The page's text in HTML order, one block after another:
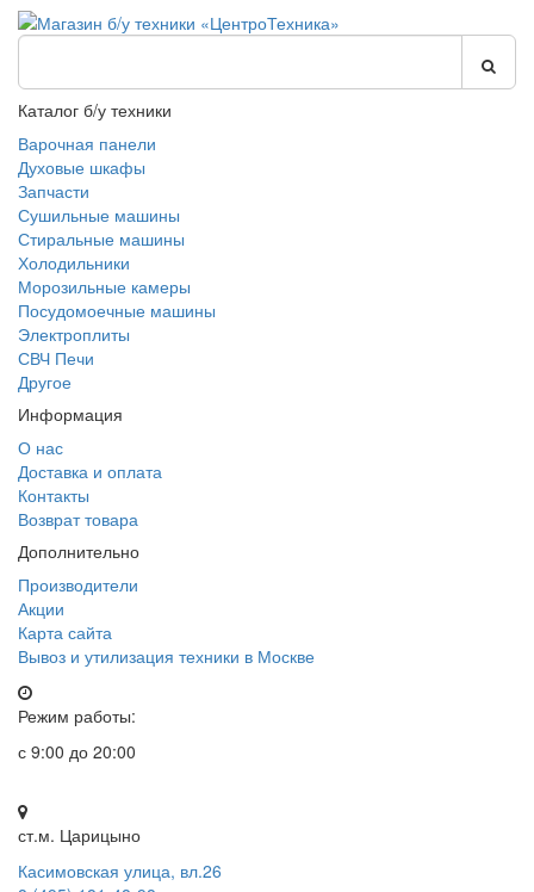
Каталог б/у техники
Варочная панели
Духовые шкафы
Запчасти
Сушильные машины
Стиральные машины
Холодильники
Морозильные камеры
Посудомоечные машины
Электроплиты
СВЧ Печи
Другое
Информация
О нас
Доставка и оплата
Контакты
Возврат товара
Дополнительно
Производители
Акции
Карта сайта
Вывоз и утилизация техники в Москве
Режим работы:
с 9:00 до 20:00
ст.м. Царицыно
Касимовская улица, вл.26